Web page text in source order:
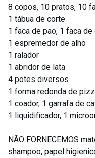
8 copos, 10 pratos, 10
1 tábua de corte
1 faca de pao, 1 faca
1 espremedor de alho
1 ralador
1 abridor de lata
4 potes diversos
1 forma redonda de
1 coador, 1 garrafa de
1 liquidificador, 1
NÃO FORNECEMOS
shampoo, papel